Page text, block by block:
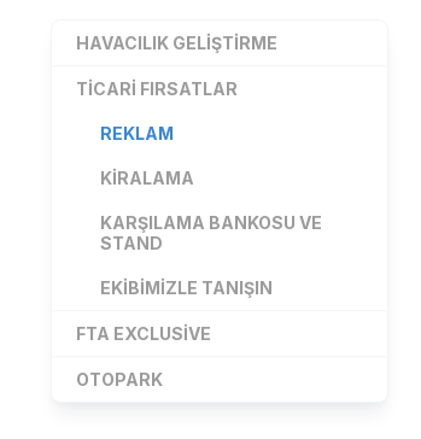
HAVACILIK GELIŞTIRME
TICARI FIRSATLAR
REKLAM
KIRALAMA
KARŞILAMA BANKOSU VE
STAND
EKIBIMIZLE TANIŞIN
FTA EXCLUSIVE
OTOPARK